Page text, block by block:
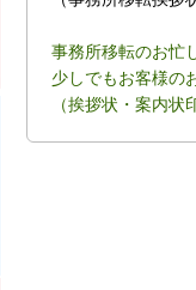
事務所移転のお忙
少しでもお客様の
（挨拶状・案内状